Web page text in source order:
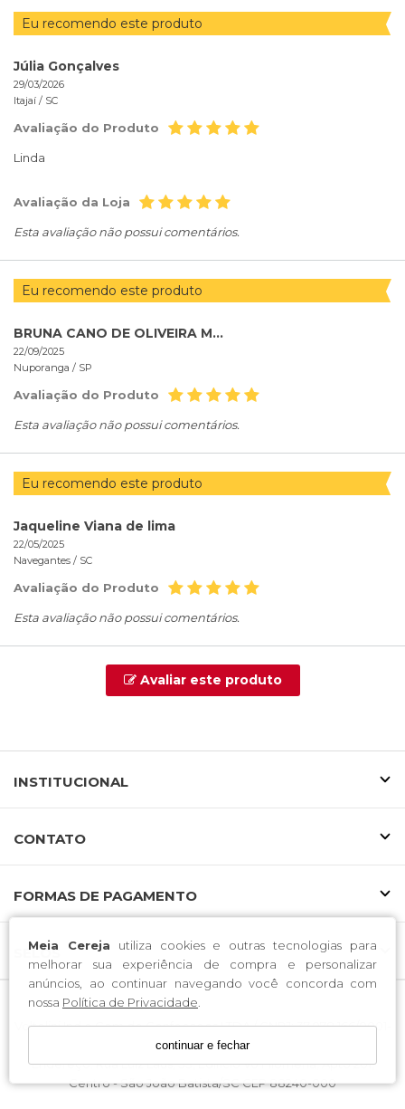
Meia Cereja utiliza cookies e outras tecnologias para
melhorar sua experiência de compra e personalizar
anúncios, ao continuar navegando você concorda com
nossa Política de Privacidade
continuar e fechar
Eu recomendo este produto
Júlia Gonçalves
29/03/2026
Itajaí / SC
Avaliação do Produto
Linda
Avaliação da Loja
Esta avaliação não possui comentários.
Eu recomendo este produto
BRUNA CANO DE OLIVEIRA MOLINA
22/09/2025
Nuporanga / SP
Avaliação do Produto
Esta avaliação não possui comentários.
Eu recomendo este produto
Jaqueline Viana de lima
22/05/2025
Navegantes / SC
Avaliação do Produto
Esta avaliação não possui comentários.
Avaliar este produto
INSTITUCIONAL
CONTATO
FORMAS DE PAGAMENTO
SELOS
Voltolini Ind e Com de Confeccoes LTDA / CNPJ: 37.078.166/0001-
30
Endereço: Rua Luiz Laus, 33, Edifício Vó Filomena, Apto 201,
Centro - São João Batista/SC CEP 88240-000